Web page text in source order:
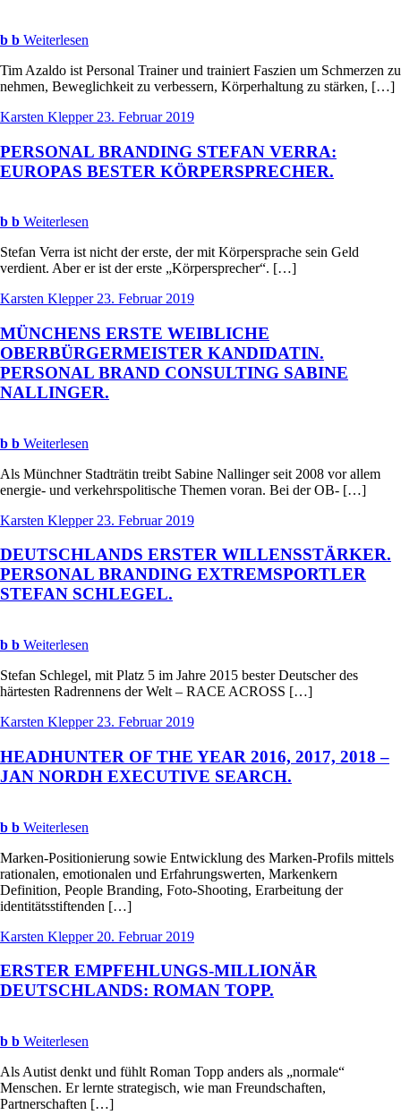
b b Weiterlesen
Tim Azaldo ist Personal Trainer und trainiert Faszien um Schmerzen zu
nehmen, Beweglichkeit zu verbessern, Körperhaltung zu stärken, […]
Karsten Klepper 23. Februar 2019
PERSONAL BRANDING STEFAN VERRA:
EUROPAS BESTER KÖRPERSPRECHER.
b b Weiterlesen
Stefan Verra ist nicht der erste, der mit Körpersprache sein Geld
verdient. Aber er ist der erste „Körpersprecher“. […]
Karsten Klepper 23. Februar 2019
MÜNCHENS ERSTE WEIBLICHE
OBERBÜRGERMEISTER KANDIDATIN.
PERSONAL BRAND CONSULTING SABINE
NALLINGER.
b b Weiterlesen
Als Münchner Stadträtin treibt Sabine Nallinger seit 2008 vor allem
energie- und verkehrspolitische Themen voran. Bei der OB- […]
Karsten Klepper 23. Februar 2019
DEUTSCHLANDS ERSTER WILLENSSTÄRKER.
PERSONAL BRANDING EXTREMSPORTLER
STEFAN SCHLEGEL.
b b Weiterlesen
Stefan Schlegel, mit Platz 5 im Jahre 2015 bester Deutscher des
härtesten Radrennens der Welt – RACE ACROSS […]
Karsten Klepper 23. Februar 2019
HEADHUNTER OF THE YEAR 2016, 2017, 2018 –
JAN NORDH EXECUTIVE SEARCH.
b b Weiterlesen
Marken-Positionierung sowie Entwicklung des Marken-Profils mittels
rationalen, emotionalen und Erfahrungswerten, Markenkern
Definition, People Branding, Foto-Shooting, Erarbeitung der
identitätsstiftenden […]
Karsten Klepper 20. Februar 2019
ERSTER EMPFEHLUNGS-MILLIONÄR
DEUTSCHLANDS: ROMAN TOPP.
b b Weiterlesen
Als Autist denkt und fühlt Roman Topp anders als „normale“
Menschen. Er lernte strategisch, wie man Freundschaften,
Partnerschaften […]